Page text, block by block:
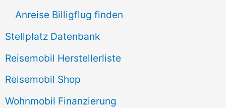
Anreise Billigflug finden
Stellplatz Datenbank
Reisemobil Herstellerliste
Reisemobil Shop
Wohnmobil Finanzierung